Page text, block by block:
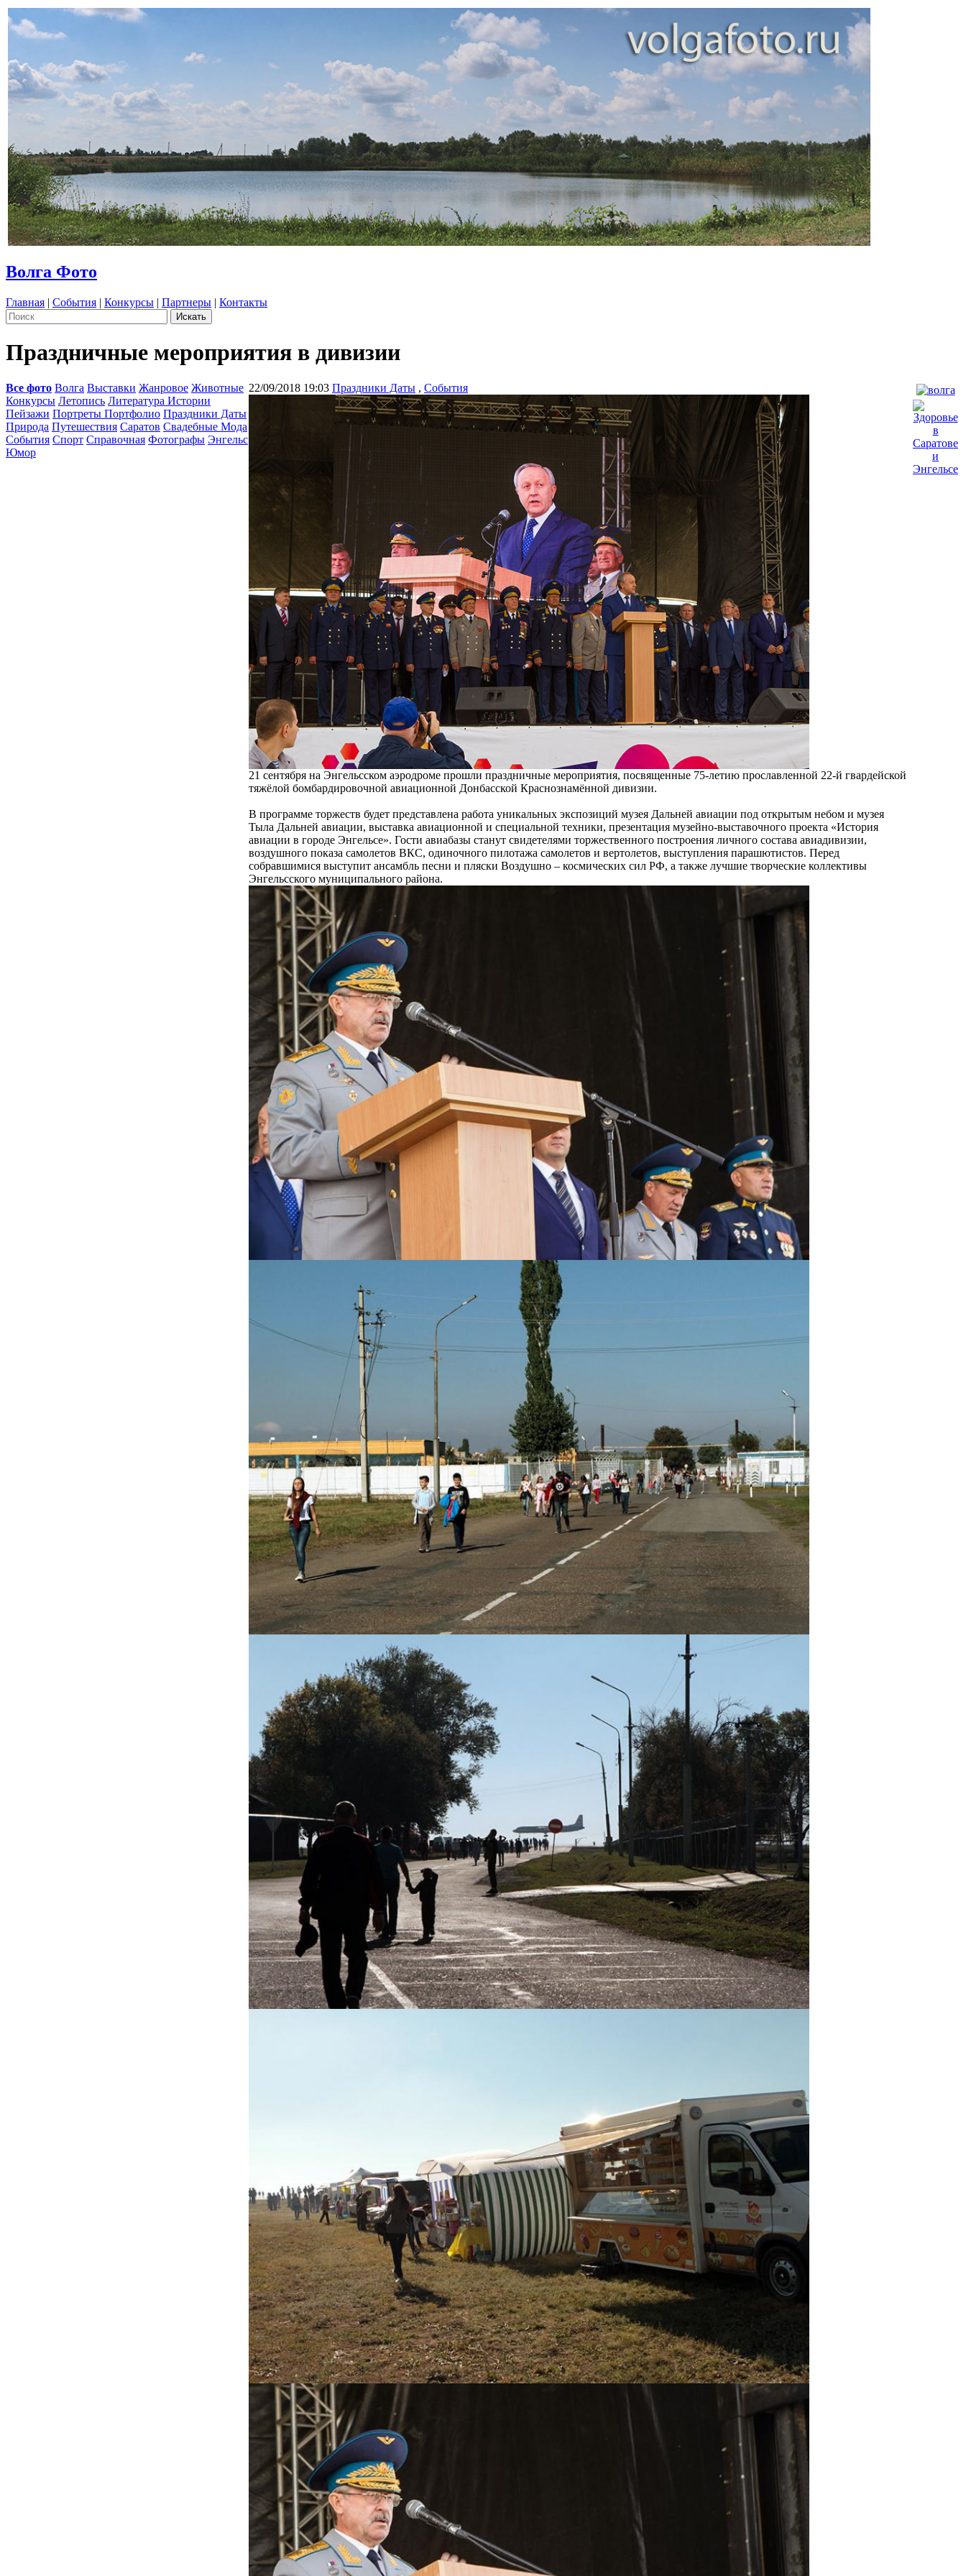
Волга Фото
Главная | События | Конкурсы | Партнеры | Контакты
Праздничные мероприятия в дивизии
Все фото Волга Выставки Жанровое Животные
Конкурсы Летопись Литература Истории
Пейзажи Портреты Портфолио Праздники Даты
Природа Путешествия Саратов Свадебные Мода
События Спорт Справочная Фотографы Энгельс
Юмор
22/09/2018 19:03 Праздники Даты , События
21 сентября на Энгельсском аэродроме прошли праздничные мероприятия, посвященные 75-летию прославленной 22-й гвардейской
тяжёлой бомбардировочной авиационной Донбасской Краснознамённой дивизии.
В программе торжеств будет представлена работа уникальных экспозиций музея Дальней авиации под открытым небом и музея
Тыла Дальней авиации, выставка авиационной и специальной техники, презентация музейно-выставочного проекта «История
авиации в городе Энгельсе». Гости авиабазы станут свидетелями торжественного построения личного состава авиадивизии,
воздушного показа самолетов ВКС, одиночного пилотажа самолетов и вертолетов, выступления парашютистов. Перед
собравшимися выступит ансамбль песни и пляски Воздушно – космических сил РФ, а также лучшие творческие коллективы
Энгельсского муниципального района.